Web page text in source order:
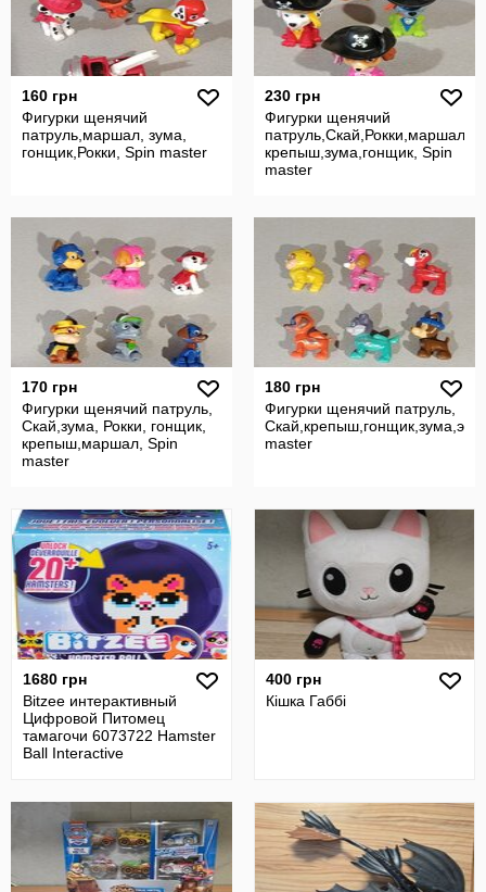
160 грн
Фигурки щенячий
патруль,маршал, зума,
гонщик,Рокки, Spin master
230 грн
Фигурки щенячий
патруль,Скай,Рокки,маршал,
крепыш,зума,гонщик, Spin
master
170 грн
Фигурки щенячий патруль,
Скай,зума, Рокки, гонщик,
крепыш,маршал, Spin
master
180 грн
Фигурки щенячий патруль,
master
1680 грн
Bitzee интерактивный
Цифровой Питомец
тамагочи 6073722 Hamster
Ball Interactive
400 грн
Кішка Габбі